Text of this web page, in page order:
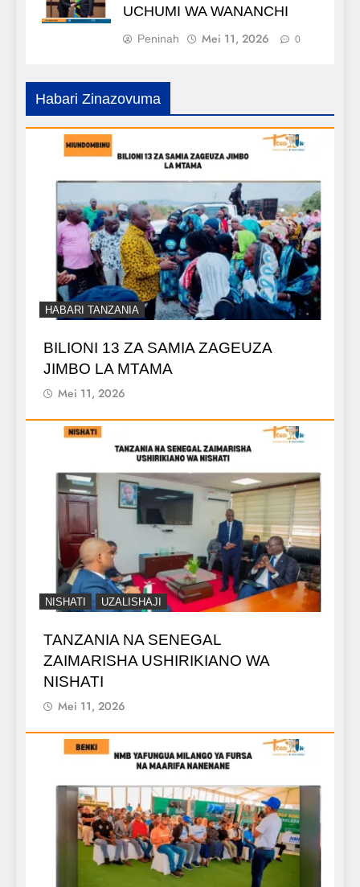
UCHUMI WA WANANCHI
Peninah Mei 11, 2026 0
Habari Zinazovuma
HABARI TANZANIA
BILIONI 13 ZA SAMIA ZAGEUZA
JIMBO LA MTAMA
Mei 11, 2026
NISHATI UZALISHAJI
TANZANIA NA SENEGAL
ZAIMARISHA USHIRIKIANO WA
NISHATI
Mei 11, 2026